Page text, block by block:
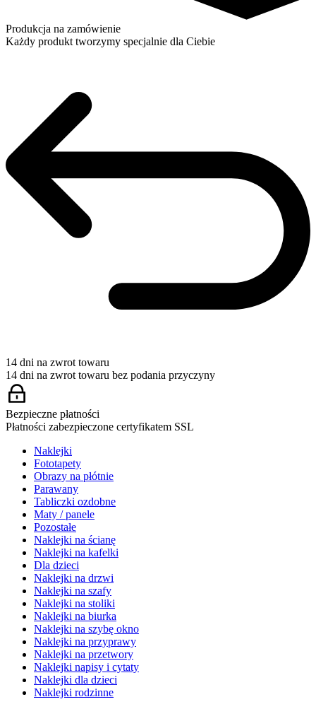
Produkcja na zamówienie
Każdy produkt tworzymy specjalnie dla Ciebie
14 dni na zwrot towaru
14 dni na zwrot towaru bez podania przyczyny
Bezpieczne płatności
Płatności zabezpieczone certyfikatem SSL
Naklejki
Fototapety
Obrazy na płótnie
Parawany
Tabliczki ozdobne
Maty / panele
Pozostałe
Naklejki na ścianę
Naklejki na kafelki
Dla dzieci
Naklejki na drzwi
Naklejki na szafy
Naklejki na stoliki
Naklejki na biurka
Naklejki na szybę okno
Naklejki na przyprawy
Naklejki na przetwory
Naklejki napisy i cytaty
Naklejki dla dzieci
Naklejki rodzinne